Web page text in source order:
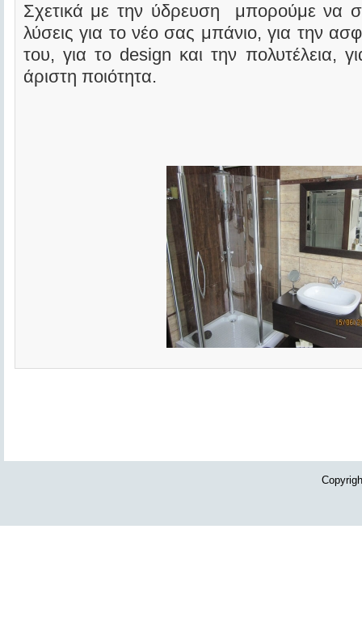
Σχετικά με την ύδρευση μπορούμε να
λύσεις για το νέο σας μπάνιο, για την
του, για το design και την πολυτέλεια,
άριστη ποιότητα.